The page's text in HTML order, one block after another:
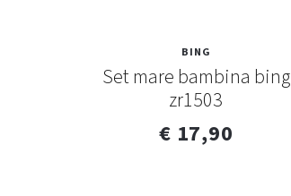
BING
Set mare bambina bing
zr1503
€ 17,90